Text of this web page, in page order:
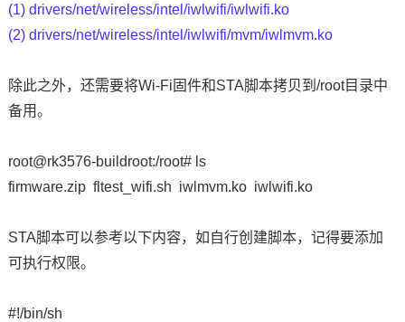
(1) drivers/net/wireless/intel/iwlwifi/iwlwifi.ko
(2) drivers/net/wireless/intel/iwlwifi/mvm/iwlmvm.ko
除此之外，还需要将Wi-Fi固件和STA脚本拷贝到/root目录中
备用。
root@rk3576-buildroot:/root# ls
firmware.zip fltest_wifi.sh iwlmvm.ko iwlwifi.ko
STA脚本可以参考以下内容，如自行创建脚本，记得要添加
可执行权限。
#!/bin/sh